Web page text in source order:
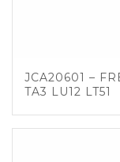
JCA20601 –
TA3 LU12 LT51